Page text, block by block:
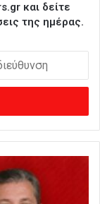
και δείτε
της ημέρας.